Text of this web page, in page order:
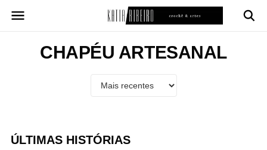
para
CHAPÉU ARTESANAL
ÚLTIMAS HISTÓRIAS